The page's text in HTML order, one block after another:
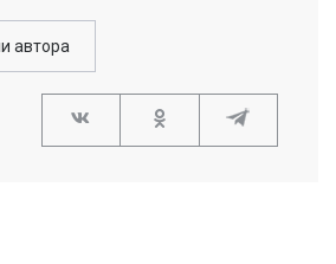
автора